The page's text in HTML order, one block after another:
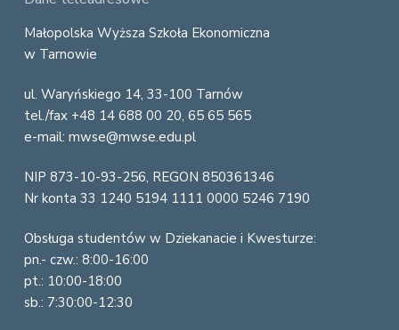
Małopolska Wyższa Szkoła Ekonomiczna
w Tarnowie
ul. Waryńskiego 14, 33-100 Tarnów
tel./fax +48 14 688 00 20, 65 65 565
e-mail: mwse@mwse.edu.pl
NIP 873-10-93-256, REGON 850361346
Nr konta 33 1240 5194 1111 0000 5246 7190
Obsługa studentów w Dziekanacie i Kwesturze:
pn.- czw.: 8:00-16:00
pt.: 10:00-18:00
sb.: 7:30:00-12:30